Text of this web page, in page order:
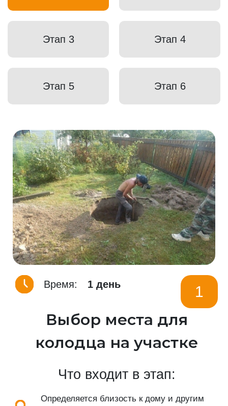
Этап 3 Этап 4
Этап 5 Этап 6
Время: 1 день 1
Выбор места для
колодца на участке
Что входит в этап:
Определяется близость к дому и другим